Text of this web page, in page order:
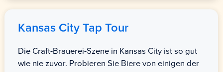
Kansas CityTap Tour
Die Craft-Brauerei-Szene in Kansas City ist so gut
wie nie zuvor. Probieren Sie Biere von einigen der